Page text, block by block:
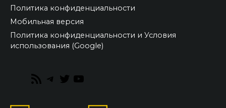
Политика конфиденциальности
Мобильная версия
Политика конфиденциальности и Условия
использования (Google)
RSS
Telegram
Twitter